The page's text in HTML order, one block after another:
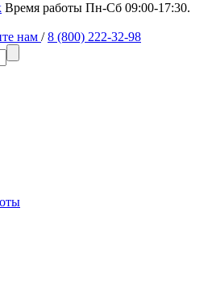
Время работы Пн-Сб 09:00-17:30.
нам / 8 (800) 222-32-98